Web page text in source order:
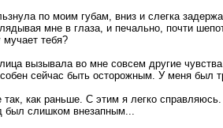
по моим губам, вниз и слегка
мне в глаза, и печально, почти
тебя?
вызывала во мне совсем другие
сейчас быть осторожным. У меня был
так, как раньше. С этим я легко
был слишком внезапным...